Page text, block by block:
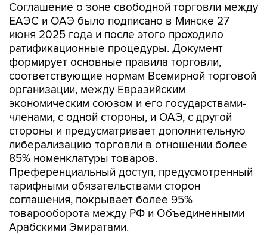
Соглашение о зоне свободной торговли между
ЕАЭС и ОАЭ было подписано в Минске 27
июня 2025 года и после этого проходило
ратификационные процедуры. Документ
формирует основные правила торговли,
соответствующие нормам Всемирной торговой
организации, между Евразийским
экономическим союзом и его государствами-
членами, с одной стороны, и ОАЭ, с другой
стороны и предусматривает дополнительную
либерализацию торговли в отношении более
85% номенклатуры товаров.
Преференциальный доступ, предусмотренный
тарифными обязательствами сторон
соглашения, покрывает более 95%
товарооборота между РФ и Объединенными
Арабскими Эмиратами.